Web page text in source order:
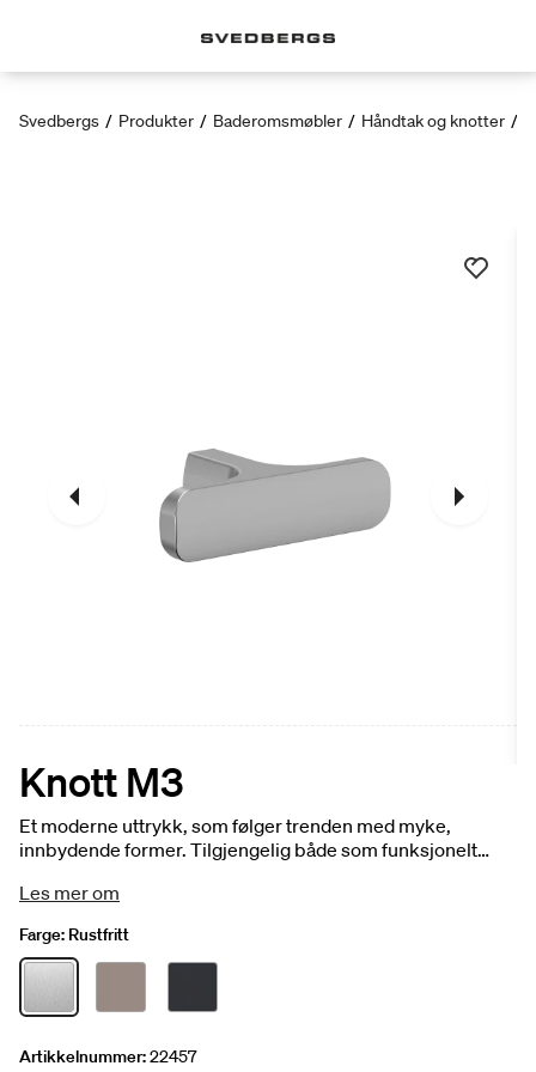
Svedbergs / Produkter / Baderomsmøbler / Håndtak og knotter /
Knott M3
Et moderne uttrykk, som følger trenden med myke,
innbydende former. Tilgjengelig både som funksjonelt
Les mer om
Farge: Rustfritt
Artikkelnummer:22457